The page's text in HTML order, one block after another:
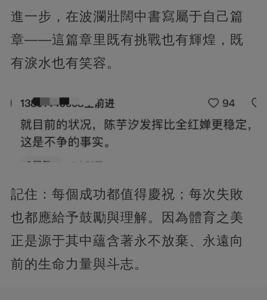
進一步，在波瀾壯闊中書寫屬于自己篇
章——這篇章里既有挑戰也有輝煌，既
有淚水也有笑容。
記住：每個成功都值得慶祝；每次失敗
也都應給予鼓勵與理解。因為體育之美
正是源于其中蘊含著永不放棄、永遠向
前的生命力量與斗志。